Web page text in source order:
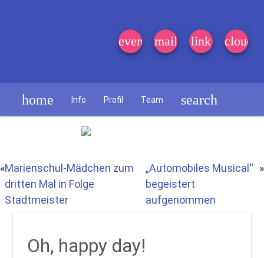
event_note
mail link cloud
home Info Profil Team search
«Marienschul-Mädchen zum
dritten Mal in Folge
Stadtmeister
„Automobiles Musical“
begeistert
aufgenommen
»
Oh, happy day!